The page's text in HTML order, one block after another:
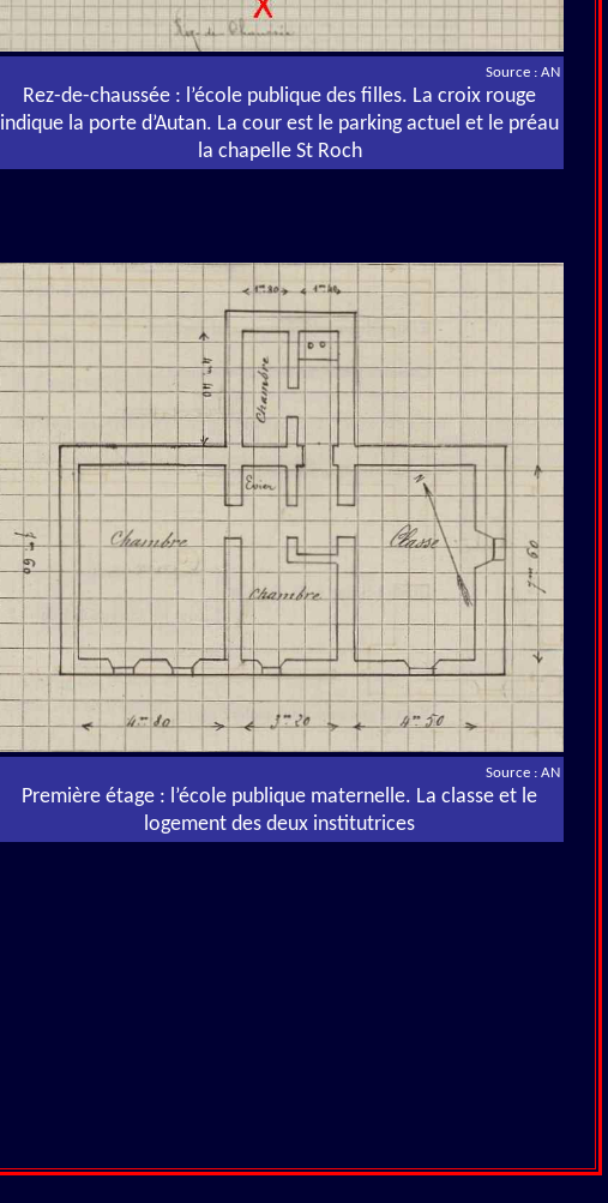
Source : AN
Rez-de-chaussée : l’école publique des filles. La croix rouge
indique la porte d’Autan. La cour est le parking actuel et le préau
la chapelle St Roch
Source : AN
Première étage : l’école publique maternelle. La classe et le
logement des deux institutrices